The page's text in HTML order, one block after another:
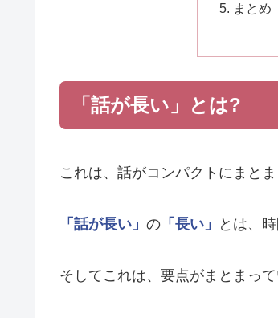
まとめ
「話が長い」とは?
これは、話がコンパクトにまと
「話が長い」 の 「長い」 とは、
そしてこれは、要点がまとまっ